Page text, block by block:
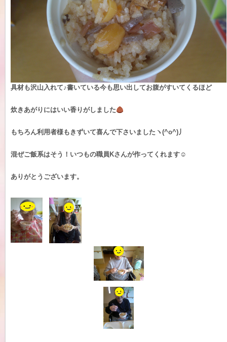
具材も沢山入れて♪書いている今も思い出してお腹がすいてくるほど
炊きあがりにはいい香りがしました
もちろん利用者様もきずいて喜んで下さいましたヽ(^o^)丿
混ぜご飯系はそう！いつもの職員Kさんが作ってくれます☺
ありがとうございます。